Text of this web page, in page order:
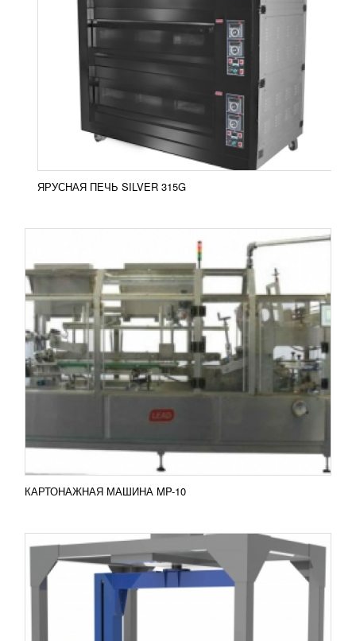
ЯРУСНАЯ ПЕЧЬ SILVER 315G
КАРТОНАЖНАЯ МАШИНА MP-10
УЗНАТЬ ЦЕНУ
Высокоскоростная картонажная машина MP-10
используется на различных предприятиях для
кругового обертывания товаров в качественную
картонную упаковку...
ПОДРОБНЕЕ
Добавить в сравнение
КАРТОНАЖНАЯ МАШИНА MP-10
ПАЛЛЕТООБМОТЧИК OPTIMUS-2300А
848 112RUB
Паллетообмотчик OPTIMUS-2300А Прибор для
упаковки Optimus 2300A необходим для обработки
грузов с помощью стрейч-пленки без
Добавить в сравнение
ПАЛЛЕТООБМОТЧИК OPTIMUS-2300B